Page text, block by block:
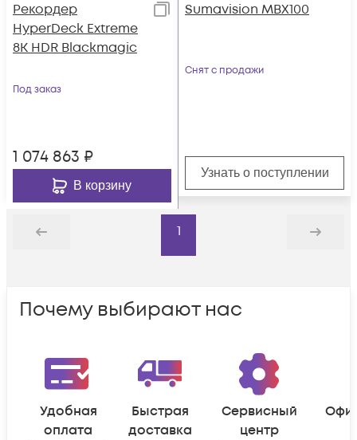
Рекордер
HyperDeck Extreme
8K HDR Blackmagic
Под заказ
1 074 863 ₽
В корзину
Sumavision MBX100
Снят с продажи
Узнать о поступлении
Назад
1
Дальше
Почему выбирают нас
Удобная
оплата
Быстрая
доставка
Сервисный
центр